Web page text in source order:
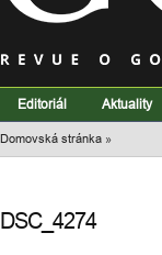
Editoriál Aktuality
Domovská stránka »
DSC_4274